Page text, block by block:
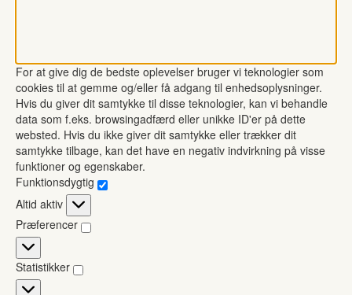
For at give dig de bedste oplevelser bruger vi teknologier som
cookies til at gemme og/eller få adgang til enhedsoplysninger.
Hvis du giver dit samtykke til disse teknologier, kan vi behandle
data som f.eks. browsingadfærd eller unikke ID'er på dette
websted. Hvis du ikke giver dit samtykke eller trækker dit
samtykke tilbage, kan det have en negativ indvirkning på visse
funktioner og egenskaber.
Funktionsdygtig
Funktionsdygtig
Altid aktiv
Præferencer
Præferencer
Statistikker
Statistikker